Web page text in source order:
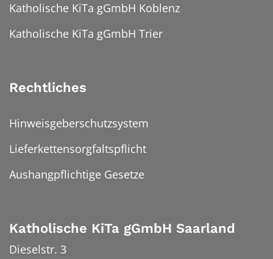
Katholische KiTa gGmbH Koblenz
Katholische KiTa gGmbH Trier
Rechtliches
Hinweisgeberschutzsystem
Lieferkettensorgfaltspflicht
Aushangpflichtige Gesetze
Katholische KiTa gGmbH Saarland
Dieselstr. 3